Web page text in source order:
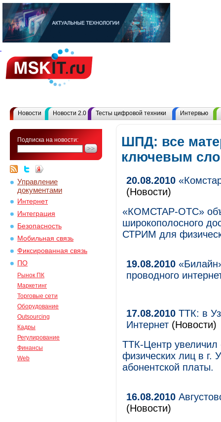
Новости Новости 2.0 Тесты цифровой техники Интервью
Подписка на новости:
Управление
документами
Интернет
Интеграция
Безопасность
Мобильная связь
Фиксированная связь
ПО
Рынок ПК
Маркетинг
Торговые сети
Оборудование
Outsourcing
Кадры
Регулирование
Финансы
Web
ШПД: все
ключевым
20.08.2010
(Новости)
«КОМСТАР-ОТС»
широкополосного
СТРИМ для
19.08.2010
проводного
17.08.2010 ТТК: в
Интернет (Новости)
ТТК-Центр увеличил
физических лиц в г.
абонентской платы.
16.08.2010
(Новости)